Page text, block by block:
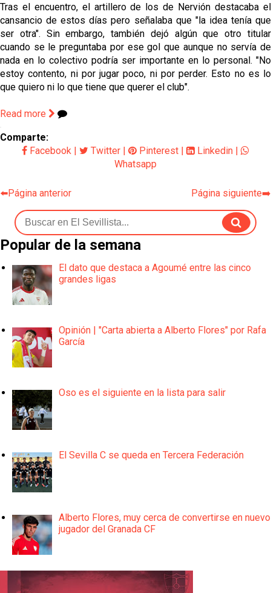
Tras el encuentro, el artillero de los de Nervión destacaba el
cansancio de estos días pero señalaba que "la idea tenía que
ser otra". Sin embargo, también dejó algún que otro titular
cuando se le preguntaba por ese gol que aunque no servía de
nada en lo colectivo podría ser importante en lo personal. "No
estoy contento, ni por jugar poco, ni por perder. Esto no es lo
que quiero ni lo que tiene que querer el club".
Read more
Comparte:
Facebook | Twitter | Pinterest | Linkedin |
Whatsapp
⬅️Página anterior Página siguiente➡️
Popular de la semana
El dato que destaca a Agoumé entre las cinco
grandes ligas
Opinión | "Carta abierta a Alberto Flores" por Rafa
García
Oso es el siguiente en la lista para salir
El Sevilla C se queda en Tercera Federación
Alberto Flores, muy cerca de convertirse en nuevo
jugador del Granada CF